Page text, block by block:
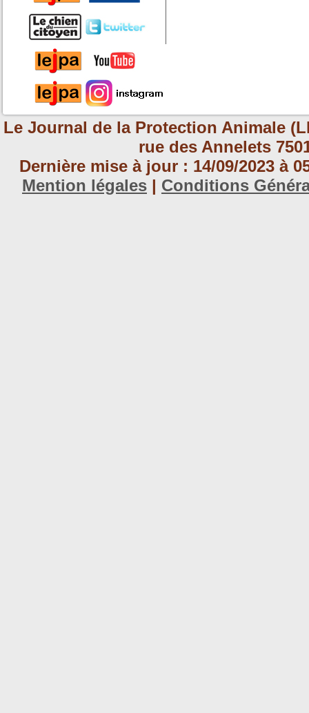
Le Journal de la Protection Animale
rue des Annelets
Dernière mise à jour : 14/09/2023 à
Mention légales | Conditions